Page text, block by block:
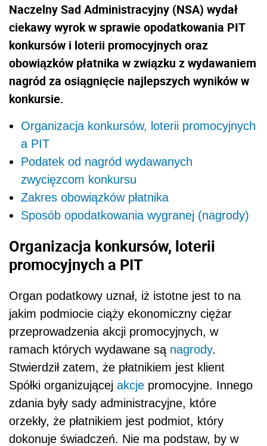
Naczelny Sad Administracyjny (NSA) wydał
ciekawy wyrok w sprawie opodatkowania PIT
konkursów i loterii promocyjnych oraz
obowiązków płatnika w związku z wydawaniem
nagród za osiągnięcie najlepszych wyników w
konkursie.
Organizacja konkursów, loterii promocyjnych
a PIT
Podatek od nagród wydawanych
zwycięzcom konkursu
Zakres obowiązków płatnika
Sposób opodatkowania wygranej (nagrody)
Organizacja konkursów, loterii
promocyjnych a PIT
Organ podatkowy uznał, iż istotne jest to na
jakim podmiocie ciąży ekonomiczny ciężar
przeprowadzenia akcji promocyjnych, w
ramach których wydawane są nagrody.
Stwierdził zatem, że płatnikiem jest klient
Spółki organizującej akcje promocyjne. Innego
zdania były sady administracyjne, które
orzekły, że płatnikiem jest podmiot, który
dokonuje świadczeń. Nie ma podstaw, by w